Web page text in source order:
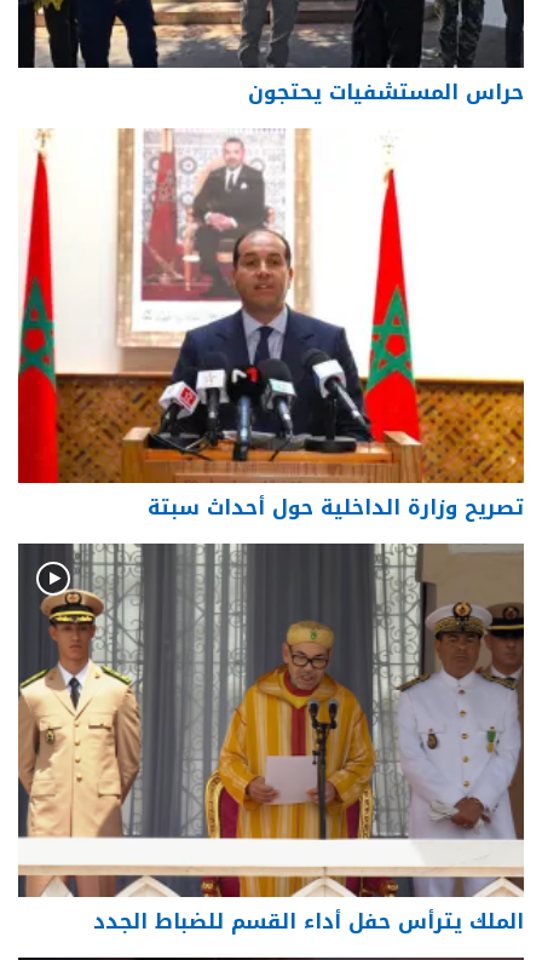
حراس المستشفيات يحتجون
تصريح وزارة الداخلية حول أحداث سبتة
الملك يترأس حفل أداء القسم للضباط الجدد